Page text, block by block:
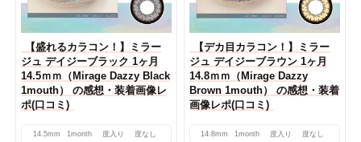
【盛れるカラコン！】ミラー
ジュ デイジーブラック 1ヶ月
14.5ｍｍ（Mirage Dazzy Black
1mouth） の感想・装着画像レ
ポ(口コミ)
14.5mm 1month 度入り 度なし
【デカ目カラコン！】ミラー
ジュ デイジーブラウン 1ヶ月
14.8ｍｍ（Mirage Dazzy
Brown 1mouth） の感想・装着
画像レポ(口コミ)
14.8mm 1month 度入り 度なし